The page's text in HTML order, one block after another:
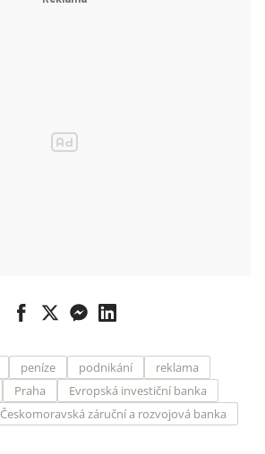
peníze podnikání
reklama
Praha
Evropská investiční banka
Českomoravská záruční a rozvojová banka